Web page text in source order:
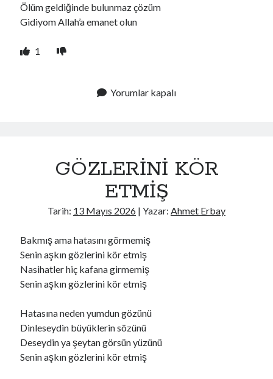
Ölüm geldiğinde bulunmaz çözüm
Gidiyom Allah’a emanet olun
1
Yorumlar kapalı
GÖZLERİNİ KÖR
ETMİŞ
Tarih: 13 Mayıs 2026 | Yazar: Ahmet Erbay
Bakmış ama hatasını görmemiş
Senin aşkın gözlerini kör etmiş
Nasihatler hiç kafana girmemiş
Senin aşkın gözlerini kör etmiş
Hatasına neden yumdun gözünü
Dinleseydin büyüklerin sözünü
Deseydin ya şeytan görsün yüzünü
Senin aşkın gözlerini kör etmiş